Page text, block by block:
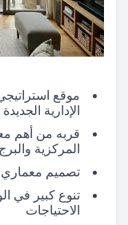
الإدارية الجديدة
قربه من أهم
المركزية
تصميم معماري
تنوع كبير في
الاحتياجات